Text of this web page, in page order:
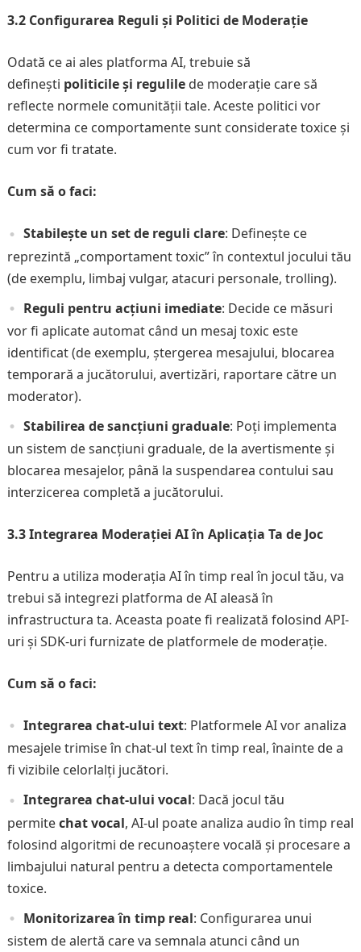
3.2 Configurarea Reguli și Politici de Moderație
Odată ce ai ales platforma AI, trebuie să
definești politicile și regulilede moderație care să
reflecte normele comunității tale. Aceste politici vor
determina ce comportamente sunt considerate toxice și
cum vor fi tratate.
Cum să o faci:
Stabilește un set de reguli clare: Definește ce
reprezintă „comportament toxic” în contextul jocului tău
(de exemplu, limbaj vulgar, atacuri personale, trolling).
Reguli pentru acțiuni imediate: Decide ce măsuri
vor fi aplicate automat când un mesaj toxic este
identificat (de exemplu, ștergerea mesajului, blocarea
temporară a jucătorului, avertizări, raportare către un
moderator).
Stabilirea de sancțiuni graduale: Poți implementa
un sistem de sancțiuni graduale, de la avertismente și
blocarea mesajelor, până la suspendarea contului sau
interzicerea completă a jucătorului.
3.3 Integrarea Moderației AI în Aplicația Ta de Joc
Pentru a utiliza moderația AI în timp real în jocul tău, va
trebui să integrezi platforma de AI aleasă în
infrastructura ta. Aceasta poate fi realizată folosind API-
uri și SDK-uri furnizate de platformele de moderație.
Cum să o faci:
Integrarea chat-ului text: Platformele AI vor analiza
mesajele trimise în chat-ul text în timp real, înainte de a
fi vizibile celorlalți jucători.
Integrarea chat-ului vocal: Dacă jocul tău
permitechat vocal, AI-ul poate analiza audio în timp real
folosind algoritmi de recunoaștere vocală și procesare a
limbajului natural pentru a detecta comportamentele
toxice.
Monitorizarea în timp real: Configurarea unui
sistem de alertă care va semnala atunci când un